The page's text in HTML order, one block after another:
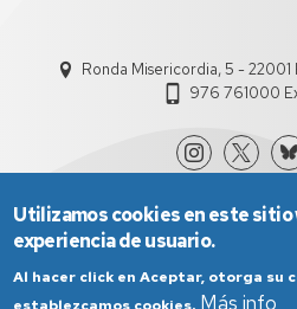
Ronda Misericordia, 5 - 22001
976 761000
Utilizamos cookies en este sitio
experiencia de usuario.
Al hacer click en Aceptar, otorga su
Más info